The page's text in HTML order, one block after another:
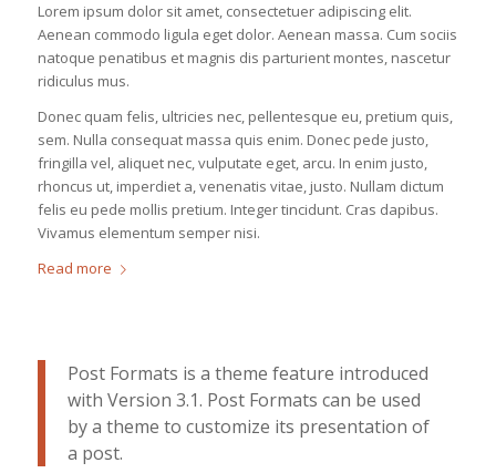
Lorem ipsum dolor sit amet, consectetuer adipiscing elit.
Aenean commodo ligula eget dolor. Aenean massa. Cum sociis
natoque penatibus et magnis dis parturient montes, nascetur
ridiculus mus.
Donec quam felis, ultricies nec, pellentesque eu, pretium quis,
sem. Nulla consequat massa quis enim. Donec pede justo,
fringilla vel, aliquet nec, vulputate eget, arcu. In enim justo,
rhoncus ut, imperdiet a, venenatis vitae, justo. Nullam dictum
felis eu pede mollis pretium. Integer tincidunt. Cras dapibus.
Vivamus elementum semper nisi.
Read more
Post Formats is a theme feature introduced
with Version 3.1. Post Formats can be used
by a theme to customize its presentation of
a post.